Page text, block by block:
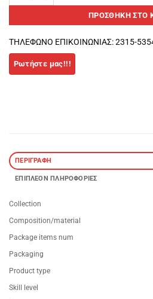
ΠΡΟΣΘΉΚΗ ΣΤΟ
ΤΗΛΕΦΩΝΟ ΕΠΙΚΟΙΝΩΝΙΑΣ: 2315-
ΠΕΡΙΓΡΑΦΉ
ΕΠΙΠΛΈΟΝ ΠΛΗΡΟΦΟΡΊΕΣ
Collection
Composition/material
Package items num
Packaging
Product type
Skill level